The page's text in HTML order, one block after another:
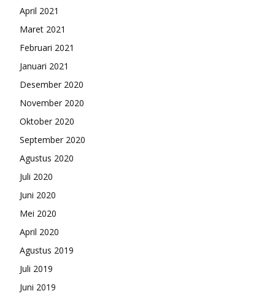
April 2021
Maret 2021
Februari 2021
Januari 2021
Desember 2020
November 2020
Oktober 2020
September 2020
Agustus 2020
Juli 2020
Juni 2020
Mei 2020
April 2020
Agustus 2019
Juli 2019
Juni 2019